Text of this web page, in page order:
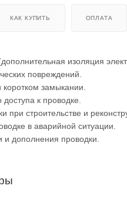
КАК КУПИТЬ ОПЛАТА
изоляция
повреждений.
замыкании.
к проводке.
строительстве и
в аварийной ситуации.
дополнения проводки.